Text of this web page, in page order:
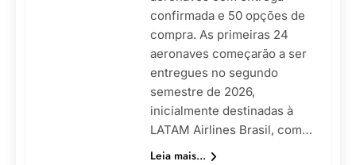
confirmada e 50 opções de
compra. As primeiras 24
aeronaves começarão a ser
entregues no segundo
semestre de 2026,
inicialmente destinadas à
LATAM Airlines Brasil, com…
Leia mais...